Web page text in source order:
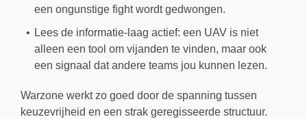
een ongunstige fight wordt gedwongen.
Lees de informatie-laag actief: een UAV is niet
alleen een tool om vijanden te vinden, maar ook
een signaal dat andere teams jou kunnen lezen.
Warzone werkt zo goed door de spanning tussen
keuzevrijheid en een strak geregisseerde structuur.